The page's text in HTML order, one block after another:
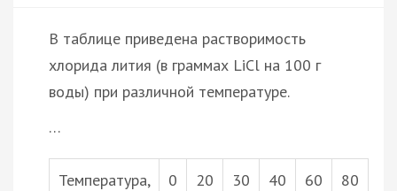
В таблице приведена растворимость
хлорида лития (в граммах LiCl на 100 г
воды) при различной температуре.
…
Температура,
0 20 30 40 60 80